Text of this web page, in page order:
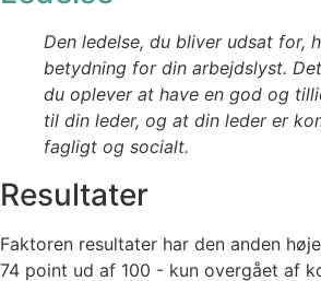
Den ledelse, du bliver udsat for,
betydning for din arbejdslyst.
du oplever at have en god og
til din leder, og at din leder er
fagligt og socialt.
Resultater
Faktoren resultater har den anden
74 point ud af 100 - kun overgået af